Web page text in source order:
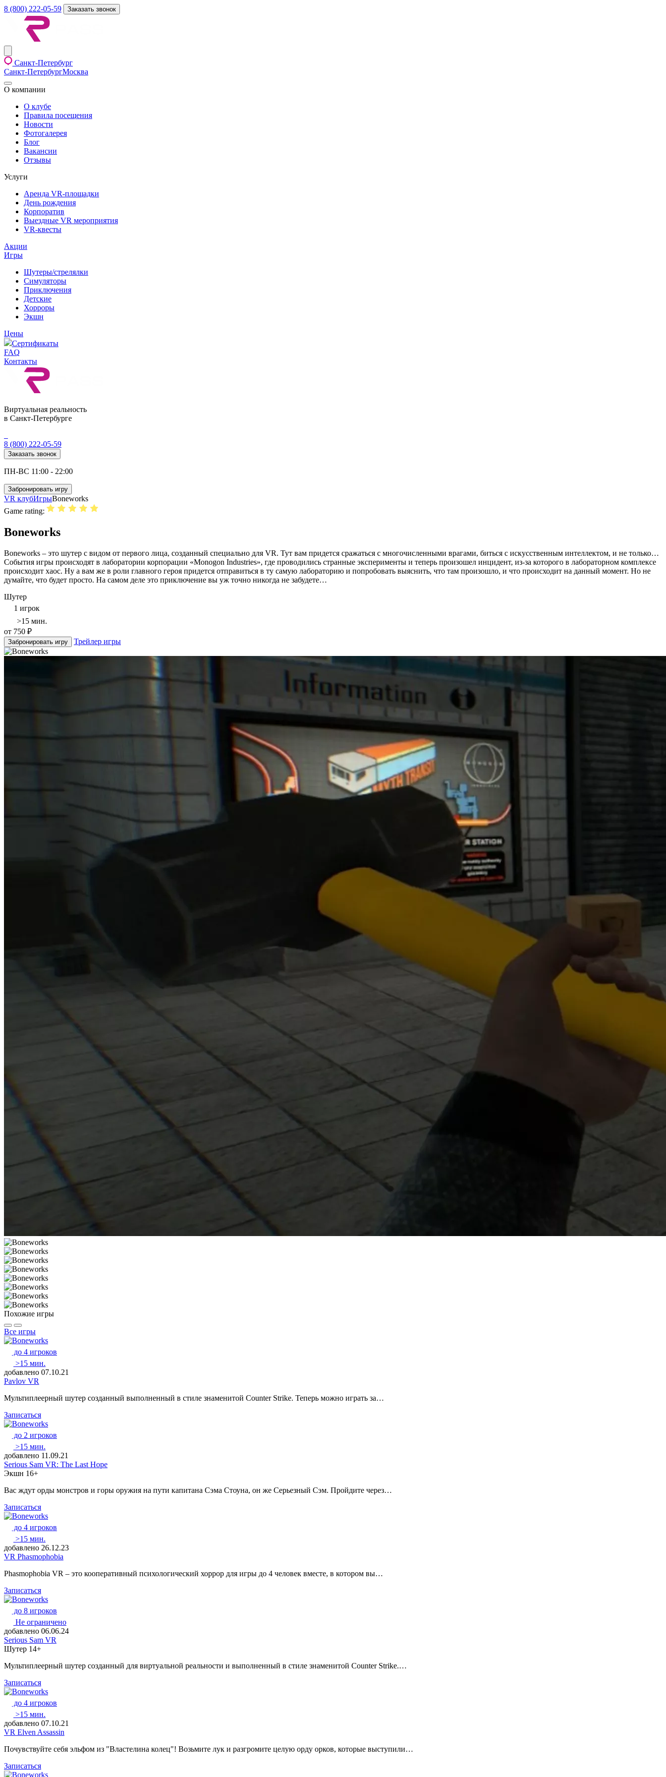
8 (800) 222-05-59 Заказать звонок
Санкт-Петербург
Санкт-ПетербургМосква
О компании
О клубе
Правила посещения
Новости
Фотогалерея
Блог
Вакансии
Отзывы
Услуги
Аренда VR-площадки
День рождения
Корпоратив
Выездные VR мероприятия
VR-квесты
Акции
Игры
Шутеры/стрелялки
Симуляторы
Приключения
Детские
Хорроры
Экшн
Цены
Сертификаты
FAQ
Контакты
Виртуальная реальность
в Санкт-Петербурге
8 (800) 222-05-59
Заказать звонок
ПН-ВС 11:00 - 22:00
Забронировать игру
VR клубИгрыBoneworks
Game rating:
Boneworks
Boneworks – это шутер с видом от первого лица, созданный специально для VR. Тут вам придется сражаться с многочисленными врагами, биться с искусственным интеллектом, и не только…
События игры происходят в лаборатории корпорации «Monogon Industries», где проводились странные эксперименты и теперь произошел инцидент, из-за которого в лабораторном комплексе
происходит хаос. Ну а вам же в роли главного героя придется отправиться в ту самую лабораторию и попробовать выяснить, что там произошло, и что происходит на данный момент. Но не
думайте, что будет просто. На самом деле это приключение вы уж точно никогда не забудете…
Шутер
1 игрок
>15 мин.
от 750 ₽
Забронировать игру Трейлер игры
Похожие игры
Все игры
до 4 игроков
>15 мин.
добавлено 07.10.21
Pavlov VR
Мультиплеерный шутер созданный выполненный в стиле знаменитой Counter Strike. Теперь можно играть за…
Записаться
до 2 игроков
>15 мин.
добавлено 11.09.21
Serious Sam VR: The Last Hope
Экшн 16+
Вас ждут орды монстров и горы оружия на пути капитана Сэма Стоуна, он же Серьезный Сэм. Пройдите через…
Записаться
до 4 игроков
>15 мин.
добавлено 26.12.23
VR Phasmophobia
Phasmophobia VR – это кооперативный психологический хоррор для игры до 4 человек вместе, в котором вы…
Записаться
до 8 игроков
Не ограничено
добавлено 06.06.24
Serious Sam VR
Шутер 14+
Мультиплеерный шутер созданный для виртуальной реальности и выполненный в стиле знаменитой Counter Strike.…
Записаться
до 4 игроков
>15 мин.
добавлено 07.10.21
VR Elven Assassin
Почувствуйте себя эльфом из "Властелина колец"! Возьмите лук и разгромите целую орду орков, которые выступили…
Записаться